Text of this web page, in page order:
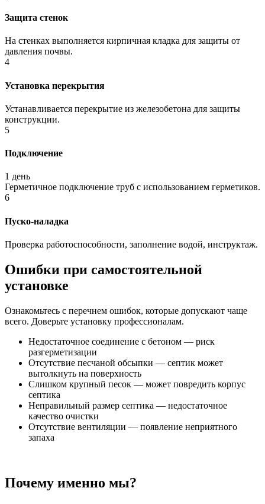
Защита стенок
На стенках выполняется кирпичная кладка для защиты от
давления почвы.
4
Установка перекрытия
Устанавливается перекрытие из железобетона для защиты
конструкции.
5
Подключение
1 день
Герметичное подключение труб с использованием герметиков.
6
Пуско-наладка
Проверка работоспособности, заполнение водой, инструктаж.
Ошибки при самостоятельной
установке
Ознакомьтесь с перечнем ошибок, которые допускают чаще
всего. Доверьте установку профессионалам.
Недостаточное соединение с бетоном — риск
разгерметизации
Отсутствие песчаной обсыпки — септик может
вытолкнуть на поверхность
Слишком крупный песок — может повредить корпус
септика
Неправильный размер септика — недостаточное
качество очистки
Отсутствие вентиляции — появление неприятного
запаха
Почему именно мы?